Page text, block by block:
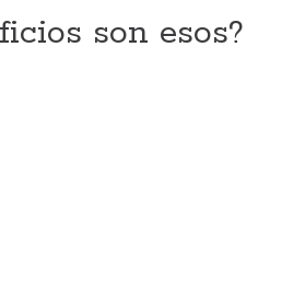
son esos?